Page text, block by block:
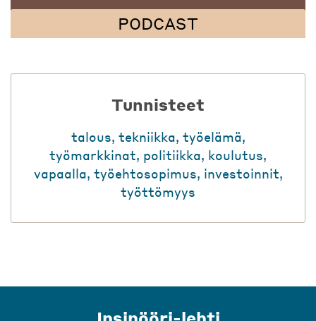
PODCAST
Tunnisteet
talous, tekniikka, työelämä,
työmarkkinat, politiikka, koulutus,
vapaalla, työehtosopimus, investoinnit,
työttömyys